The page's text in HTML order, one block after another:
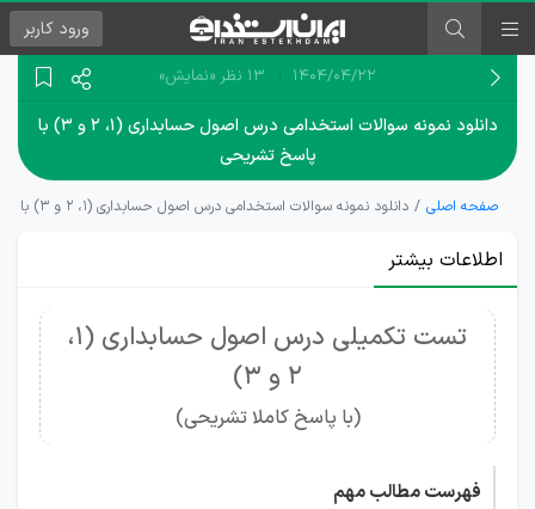
ورود کاربر
۱۴۰۴/۰۴/۲۲ 13 نظر «نمایش»
دانلود نمونه سوالات استخدامی درس اصول حسابداری (۱، ۲ و ۳) با
پاسخ تشریحی
صفحه اصلی دانلود نمونه سوالات استخدامی درس اصول حسابداری (۱، ۲ و ۳) با پاسخ تشریحی
اطلاعات بیشتر
تست تکمیلی درس اصول حسابداری (1،
2 و 3)
(با پاسخ کاملا تشریحی)
فهرست مطالب مهم